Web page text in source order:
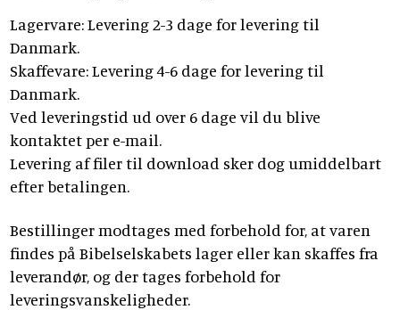
Lagervare: Levering 2-3 dage for levering til
Danmark.
Skaffevare: Levering 4-6 dage for levering til
Danmark.
Ved leveringstid ud over 6 dage vil du blive
kontaktet per e-mail.
Levering af filer til download sker dog umiddelbart
efter betalingen.
Bestillinger modtages med forbehold for, at varen
findes på Bibelselskabets lager eller kan skaffes fra
leverandør, og der tages forbehold for
leveringsvanskeligheder.